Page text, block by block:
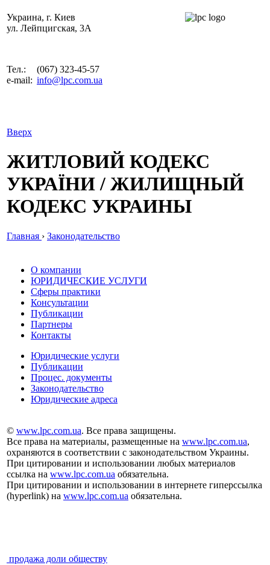
Украина, г. Киев
ул. Лейпцигская, 3А
Тел.:
(067) 323-45-57
e-mail: info@lpc.com.ua
Вверх
ЖИТЛОВИЙ КОДЕКС
УКРАЇНИ / ЖИЛИЩНЫЙ
КОДЕКС УКРАИНЫ
Главная › Законодательство
О компании
ЮРИДИЧЕСКИЕ УСЛУГИ
Сферы практики
Консультации
Публикации
Партнеры
Контакты
Юридические услуги
Публикации
Процес. документы
Законодательство
Юридические адреса
© www.lpc.com.ua. Все права защищены.
Все права на материалы, размещенные на www.lpc.com.ua,
охраняются в соответствии с законодательством Украины.
При цитировании и использовании любых материалов
ссылка на www.lpc.com.ua обязательна.
При цитировании и использовании в интернете гиперссылка
(hyperlink) на www.lpc.com.ua обязательна.
продажа доли обществу